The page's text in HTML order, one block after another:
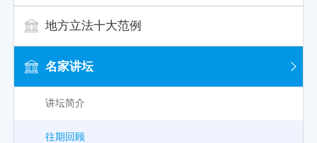
地方立法十大范例
名家讲坛
讲坛简介
往期回顾